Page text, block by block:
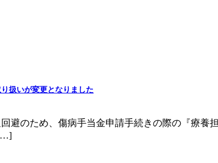
扱いが変更となりました
避のため、傷病手当金申請手続きの際の『療